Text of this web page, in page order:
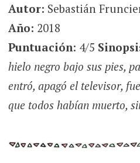
Autor: Sebastián
Año: 2018
Puntuación: 4/5
hielo negro bajo sus pies,
entró, apagó el televisor,
que todos habían muerto,